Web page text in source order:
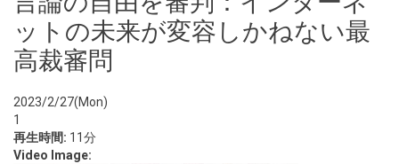
ットの未来が変容しかねない最
高裁審問
2023/2/27(Mon)
1
再生時間: 11分
Video Image: